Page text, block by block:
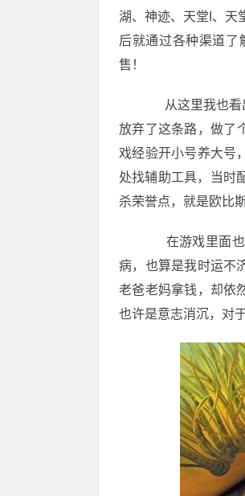
湖、神迹、天堂I、天
后就通过各种渠道了
售！
从这里我也看
放弃了这条路，做了
戏经验开小号养大号
处找辅助工具，当时
杀荣誉点，就是欧比
在游戏里面也
病，也算是我时运不
老爸老妈拿钱，却依
也许是意志消沉，对